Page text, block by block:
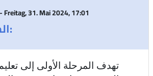
- Freitag, 31. Mai 2024, 17:01
المرحلة الأولى:
تهدف المرحلة الأولى إلى